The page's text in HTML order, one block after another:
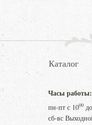
Каталог
Часы работы:
пн-пт с 1000
сб-вс